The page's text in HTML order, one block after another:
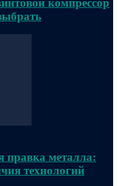
правка металла:
технологий